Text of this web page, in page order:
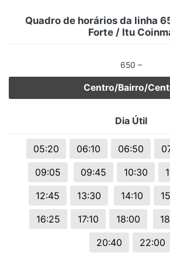
Quadro de horários da linha
Forte / Itu
650 –
Centro/Bairro/
Dia Útil
05:20 06:10 06:50
09:05
09:45 10:30
12:45
13:30 14:10
16:25
17:10 18:00
20:40
22:00